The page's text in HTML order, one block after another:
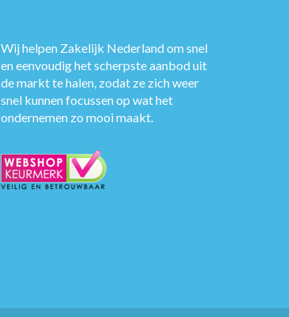
Wij helpen Zakelijk Nederland om snel
en eenvoudig het scherpste aanbod uit
de markt te halen, zodat ze zich weer
snel kunnen focussen op wat het
ondernemen zo mooi maakt.